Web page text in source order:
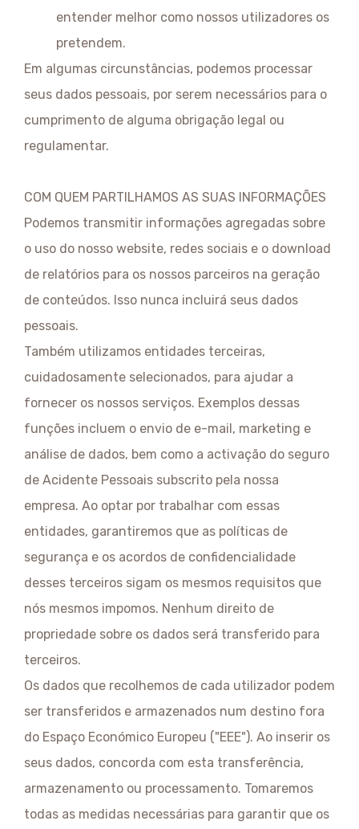
entender melhor como nossos utilizadores os
pretendem.
Em algumas circunstâncias, podemos processar
seus dados pessoais, por serem necessários para o
cumprimento de alguma obrigação legal ou
regulamentar.
COM QUEM PARTILHAMOS AS SUAS INFORMAÇÕES
Podemos transmitir informações agregadas sobre
o uso do nosso website, redes sociais e o download
de relatórios para os nossos parceiros na geração
de conteúdos. Isso nunca incluirá seus dados
pessoais.
Também utilizamos entidades terceiras,
cuidadosamente selecionados, para ajudar a
fornecer os nossos serviços. Exemplos dessas
funções incluem o envio de e-mail, marketing e
análise de dados, bem como a activação do seguro
de Acidente Pessoais subscrito pela nossa
empresa. Ao optar por trabalhar com essas
entidades, garantiremos que as políticas de
segurança e os acordos de confidencialidade
desses terceiros sigam os mesmos requisitos que
nós mesmos impomos. Nenhum direito de
propriedade sobre os dados será transferido para
terceiros.
Os dados que recolhemos de cada utilizador podem
ser transferidos e armazenados num destino fora
do Espaço Económico Europeu ("EEE"). Ao inserir os
seus dados, concorda com esta transferência,
armazenamento ou processamento. Tomaremos
todas as medidas necessárias para garantir que os